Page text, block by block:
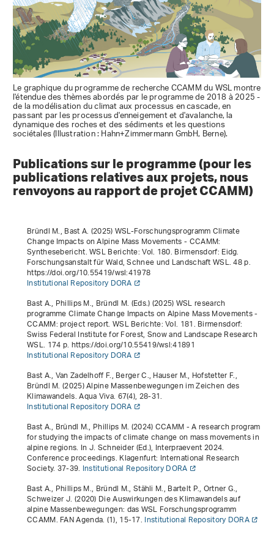
Le graphique du programme de recherche CCAMM du WSL montre
l'étendue des thèmes abordés par le programme de 2018 à 2025 -
de la modélisation du climat aux processus en cascade, en
passant par les processus d'enneigement et d'avalanche, la
dynamique des roches et des sédiments et les questions
sociétales (Illustration : Hahn+Zimmermann GmbH, Berne).
Publications sur le programme (pour les
publications relatives aux projets, nous
renvoyons au rapport de projet CCAMM)
Bründl M., Bast A. (2025)WSL-Forschungsprogramm Climate
Change Impacts on Alpine Mass Movements - CCAMM:
Synthesebericht. WSL Berichte: Vol. 180. Birmensdorf: Eidg.
Forschungsanstalt für Wald, Schnee und Landschaft WSL. 48 p.
https://doi.org/10.55419/wsl:41978
Institutional Repository DORA
Bast A., Phillips M., Bründl M. (Eds.) (2025)WSL research
programme Climate Change Impacts on Alpine Mass Movements -
CCAMM: project report. WSL Berichte: Vol. 181. Birmensdorf:
Swiss Federal Institute for Forest, Snow and Landscape Research
WSL. 174 p. https://doi.org/10.55419/wsl:41891
Institutional Repository DORA
Bast A., Van Zadelhoff F., Berger C., Hauser M., Hofstetter F.,
Bründl M. (2025) Alpine Massenbewegungen im Zeichen des
Klimawandels. Aqua Viva.67(4), 28-31.
Institutional Repository DORA
Bast A., Bründl M., Phillips M. (2024)CCAMM - A research program
for studying the impacts of climate change on mass movements in
alpine regions. In J. Schneider (Ed.), Interpraevent 2024.
Conference proceedings. Klagenfurt: International Research
Society. 37-39. Institutional Repository DORA
Bast A., Phillips M., Bründl M., Stähli M., Bartelt P., Ortner G.,
Schweizer J. (2020) Die Auswirkungen des Klimawandels auf
alpine Massenbewegungen: das WSL Forschungsprogramm
CCAMM. FAN Agenda. (1), 15-17.Institutional Repository DORA